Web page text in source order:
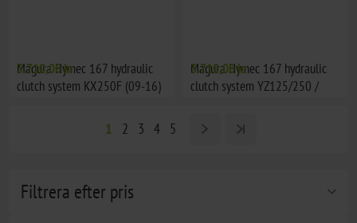
Filtrera efter pris
Magura Hymec 167 hydraulic
clutch system KX250F (09-16)
3.710,00 kr
Magura Hymec 167 hydraulic
clutch system YZ125/250 /
3.710,00 kr
1 2 3 4 5